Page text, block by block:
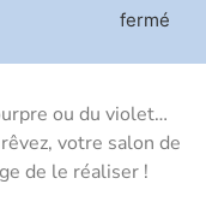
fermé
ou du violet…
votre salon de
de le réaliser !